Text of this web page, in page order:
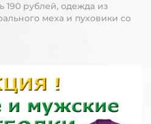
190 рублей, одежда из
меха и пуховики со